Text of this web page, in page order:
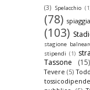
(3) Spelacchio
(78) spiaggia
(103)
stagione
stipendi (1)
Tassone (15)
Tevere (5)